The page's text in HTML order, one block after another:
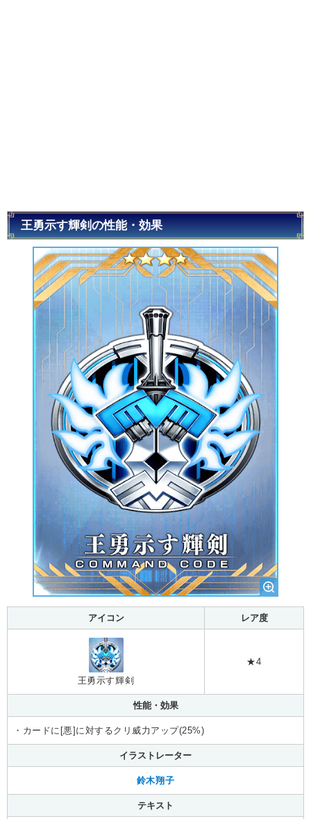
王勇示す輝剣の性能・効果
アイコン レア度
王勇示す輝剣
★4
性能・効果
・カードに[悪]に対するクリ威力アップ(25%)
イラストレーター
鈴木翔子
テキスト